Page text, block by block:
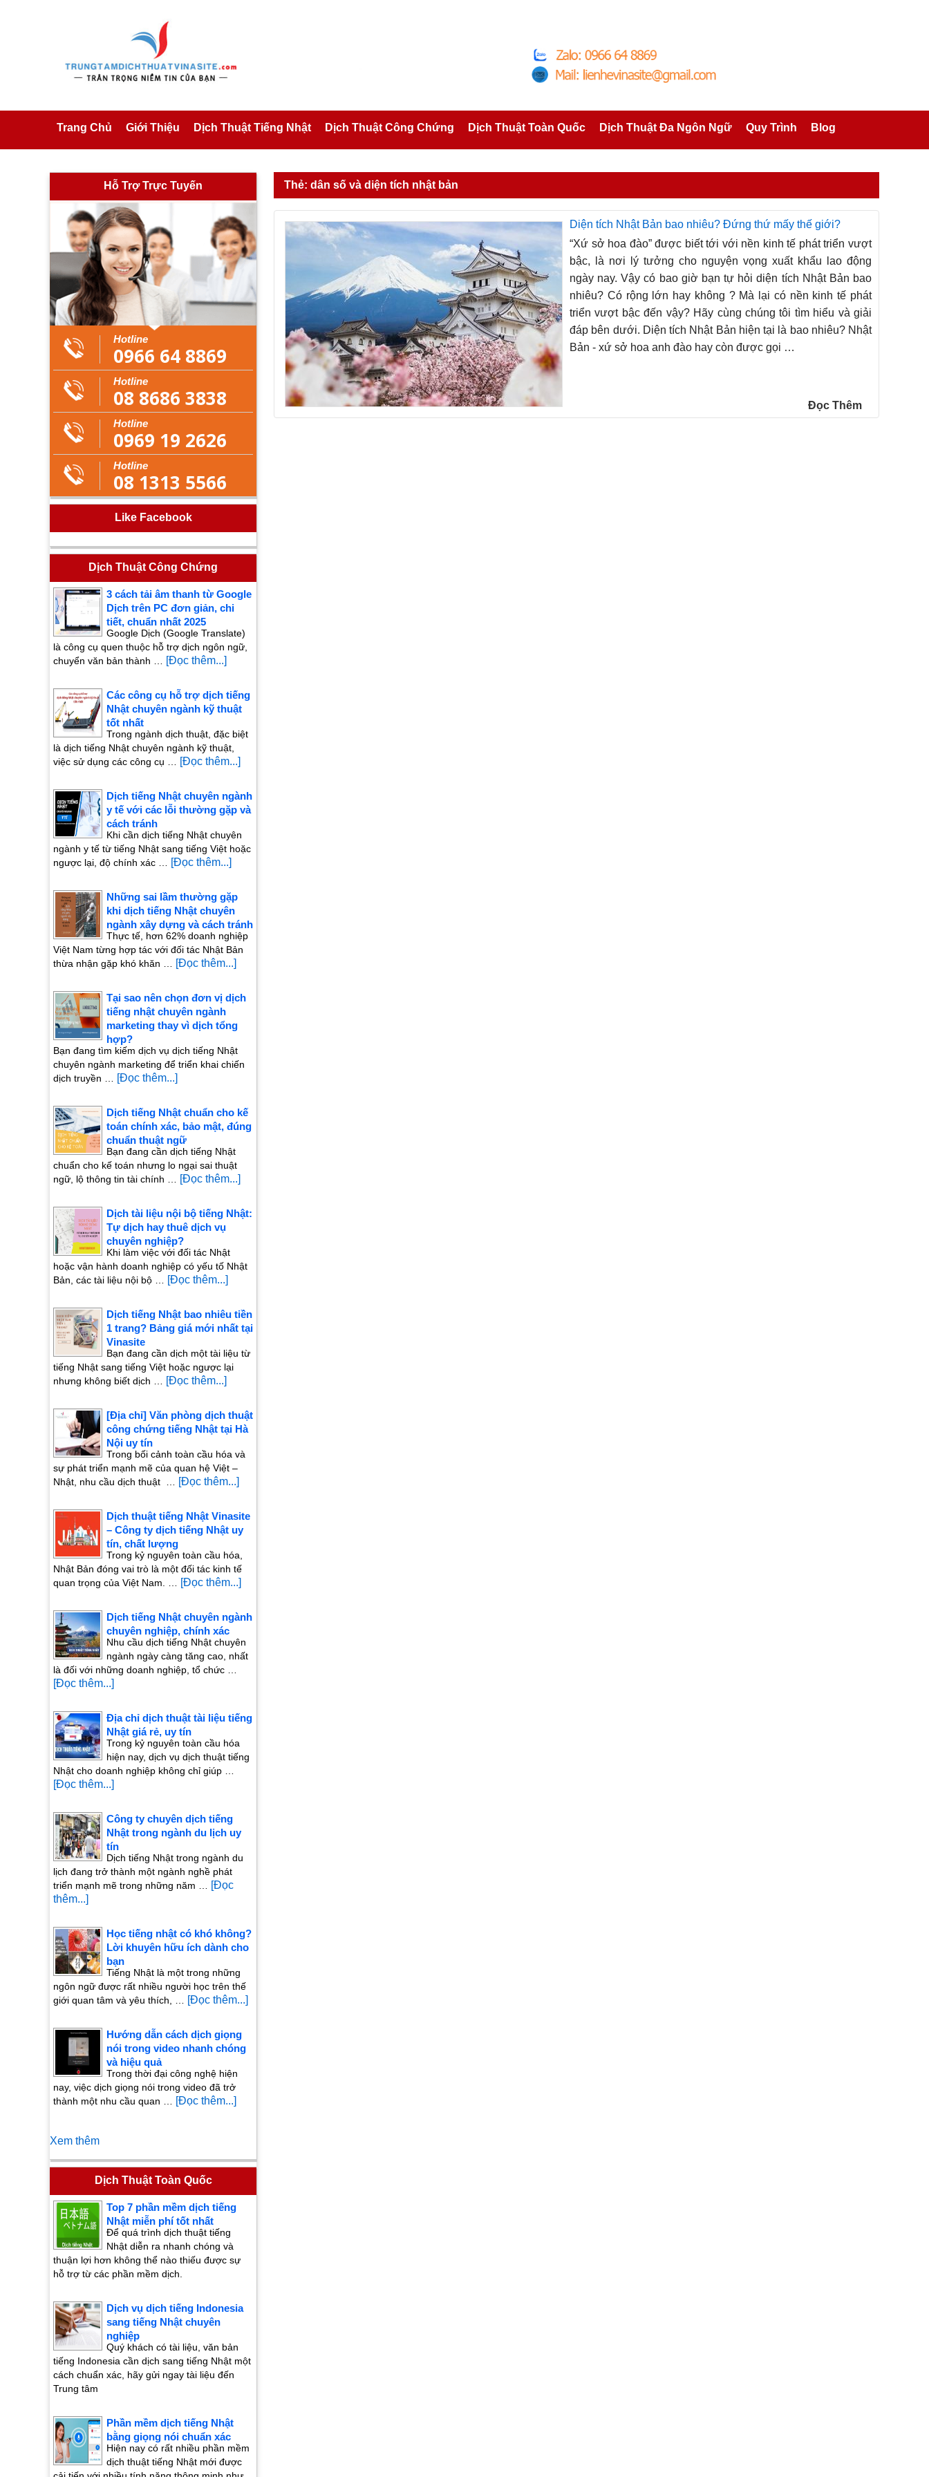
Trang Chủ Giới Thiệu Dịch Thuật Tiếng Nhật Dịch Thuật Công Chứng Dịch Thuật Toàn Quốc Dịch Thuật Đa Ngôn Ngữ Quy Trình Blog
Thẻ: dân số và diện tích nhật bản
Diện tích Nhật Bản bao nhiêu? Đứng thứ mấy thế giới?
“Xứ sở hoa đào” được biết tới với nền kinh tế phát triển vượt
bậc, là nơi lý tưởng cho nguyện vọng xuất khẩu lao động
ngày nay. Vậy có bao giờ bạn tự hỏi diện tích Nhật Bản bao
nhiêu? Có rộng lớn hay không ? Mà lại có nền kinh tế phát
triển vượt bậc đến vậy? Hãy cùng chúng tôi tìm hiểu và giải
đáp bên dưới. Diện tích Nhật Bản hiện tại là bao nhiêu? Nhật
Bản - xứ sở hoa anh đào hay còn được gọi …
Đọc Thêm
Hỗ Trợ Trực Tuyến
Hotline
0966 64 8869
Hotline
08 8686 3838
Hotline
0969 19 2626
Hotline
08 1313 5566
Like Facebook
Dịch Thuật Công Chứng
3 cách tải âm thanh từ Google
Dịch trên PC đơn giản, chi
tiết, chuẩn nhất 2025
Google Dịch (Google Translate)
là công cụ quen thuộc hỗ trợ dịch ngôn ngữ,
chuyển văn bản thành …
[Đọc thêm...]
Các công cụ hỗ trợ dịch tiếng
Nhật chuyên ngành kỹ thuật
tốt nhất
Trong ngành dịch thuật, đặc biệt
là dịch tiếng Nhật chuyên ngành kỹ thuật,
việc sử dụng các công cụ …
[Đọc thêm...]
Dịch tiếng Nhật chuyên ngành
y tế với các lỗi thường gặp và
cách tránh
Khi cần dịch tiếng Nhật chuyên
ngành y tế từ tiếng Nhật sang tiếng Việt hoặc
ngược lại, độ chính xác …
[Đọc thêm...]
Những sai lầm thường gặp
khi dịch tiếng Nhật chuyên
ngành xây dựng và cách tránh
Thực tế, hơn 62% doanh nghiệp
Việt Nam từng hợp tác với đối tác Nhật Bản
thừa nhận gặp khó khăn …
[Đọc thêm...]
Tại sao nên chọn đơn vị dịch
tiếng nhật chuyên ngành
marketing thay vì dịch tổng
hợp?
Bạn đang tìm kiếm dịch vụ dịch tiếng Nhật
chuyên ngành marketing để triển khai chiến
dịch truyền …
[Đọc thêm...]
Dịch tiếng Nhật chuẩn cho kế
toán chính xác, bảo mật, đúng
chuẩn thuật ngữ
Bạn đang cần dịch tiếng Nhật
chuẩn cho kế toán nhưng lo ngại sai thuật
ngữ, lộ thông tin tài chính …
[Đọc thêm...]
Dịch tài liệu nội bộ tiếng Nhật:
Tự dịch hay thuê dịch vụ
chuyên nghiệp?
Khi làm việc với đối tác Nhật
hoặc vận hành doanh nghiệp có yếu tố Nhật
Bản, các tài liệu nội bộ …
[Đọc thêm...]
Dịch tiếng Nhật bao nhiêu tiền
1 trang? Bảng giá mới nhất tại
Vinasite
Bạn đang cần dịch một tài liệu từ
tiếng Nhật sang tiếng Việt hoặc ngược lại
nhưng không biết dịch …
[Đọc thêm...]
[Địa chỉ] Văn phòng dịch thuật
công chứng tiếng Nhật tại Hà
Nội uy tín
Trong bối cảnh toàn cầu hóa và
sự phát triển mạnh mẽ của quan hệ Việt –
Nhật, nhu cầu dịch thuật …
[Đọc thêm...]
Dịch thuật tiếng Nhật Vinasite
– Công ty dịch tiếng Nhật uy
tín, chất lượng
Trong kỷ nguyên toàn cầu hóa,
Nhật Bản đóng vai trò là một đối tác kinh tế
quan trọng của Việt Nam. …
[Đọc thêm...]
Dịch tiếng Nhật chuyên ngành
chuyên nghiệp, chính xác
Nhu cầu dịch tiếng Nhật chuyên
ngành ngày càng tăng cao, nhất
là đối với những doanh nghiệp, tổ chức …
[Đọc thêm...]
Địa chỉ dịch thuật tài liệu tiếng
Nhật giá rẻ, uy tín
Trong kỷ nguyên toàn cầu hóa
hiện nay, dịch vụ dịch thuật tiếng
Nhật cho doanh nghiệp không chỉ giúp …
[Đọc thêm...]
Công ty chuyên dịch tiếng
Nhật trong ngành du lịch uy
tín
Dịch tiếng Nhật trong ngành du
lịch đang trở thành một ngành nghề phát
triển mạnh mẽ trong những năm …
[Đọc
thêm...]
Học tiếng nhật có khó không?
Lời khuyên hữu ích dành cho
bạn
Tiếng Nhật là một trong những
ngôn ngữ được rất nhiều người học trên thế
giới quan tâm và yêu thích, …
[Đọc thêm...]
Hướng dẫn cách dịch giọng
nói trong video nhanh chóng
và hiệu quả
Trong thời đại công nghệ hiện
nay, việc dịch giọng nói trong video đã trở
thành một nhu cầu quan …
[Đọc thêm...]
Xem thêm
Dịch Thuật Toàn Quốc
Top 7 phần mềm dịch tiếng
Nhật miễn phí tốt nhất
Để quá trình dịch thuật tiếng
Nhật diễn ra nhanh chóng và
thuận lợi hơn không thể nào thiếu được sự
hỗ trợ từ các phần mềm dịch.
Dịch vụ dịch tiếng Indonesia
sang tiếng Nhật chuyên
nghiệp
Quý khách có tài liệu, văn bản
tiếng Indonesia cần dịch sang tiếng Nhật một
cách chuẩn xác, hãy gửi ngay tài liệu đến
Trung tâm
Phần mềm dịch tiếng Nhật
bằng giọng nói chuẩn xác
Hiện nay có rất nhiều phần mềm
dịch thuật tiếng Nhật mới được